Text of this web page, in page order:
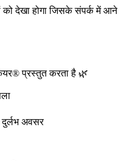
देखा होगा जिसके संपर्क में आने
प्रस्तुत करता है 🌿
अवसर